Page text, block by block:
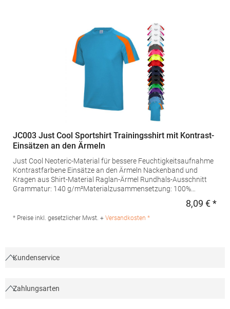
JC003 Just Cool Sportshirt Trainingsshirt mit Kontrast-
Einsätzen an den Ärmeln
Just Cool Neoteric-Material für bessere Feuchtigkeitsaufnahme
Kontrastfarbene Einsätze an den Ärmeln Nackenband und
Kragen aus Shirt-Material Raglan-Ärmel Rundhals-Ausschnitt
Grammatur: 140 g/m²Materialzusammensetzung: 100%
Hersteller: Norty B.V., Kingsfordweg 151, 1043GR Amsterdam
Niederlande E-Mail: info@norty.com
8,09 € *
* Preise inkl. gesetzlicher Mwst. + Versandkosten *
Kundenservice
Zahlungsarten